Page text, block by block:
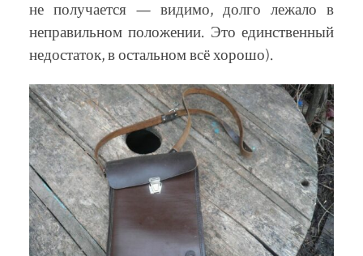
не получается — видимо, долго лежало в
неправильном положении. Это единственный
недостаток, в остальном всё хорошо).